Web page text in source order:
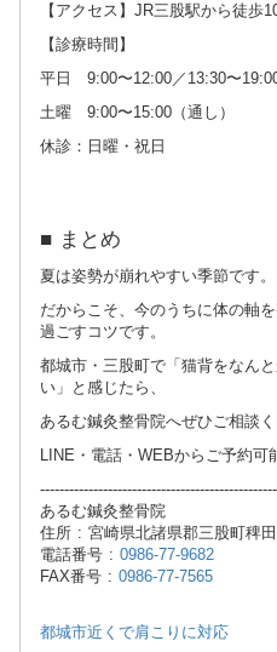
【アクセス】JR三股駅から徒歩
【診療時間】
平日 9:00〜12:00／13:30〜
土曜 9:00〜15:00（通し）
休診：日曜・祝日
■ まとめ
夏は姿勢が崩れやすい季節です。
だからこそ、今のうちに体の軸
過ごすコツです。
都城市・三股町で「猫背をなん
い」と感じたら、
あるむ鍼灸整骨院へぜひご相談く
LINE・電話・WEBからご予約可
あるむ鍼灸整骨院
住所 : 宮崎県北諸県郡三股町稗
電話番号 : 0986-77-9682
FAX番号 : 0986-77-7565
都城市近くで肩こりに対応